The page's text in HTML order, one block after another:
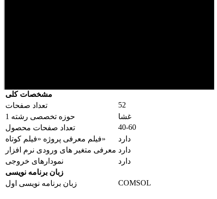
مشخصات کلی
تعداد صفحات
52
حوزه تخصصی رشته 1
غشا
تعداد صفحات محصول
40-60
فیلم معرفی پروژه «فیلم کوتاه»
دارد
معرفی متغیر های ورودی نرم افزار دارد
نمودارهای خروجی
دارد
زبان برنامه نویسی
زبان برنامه نویسی اول
COMSOL